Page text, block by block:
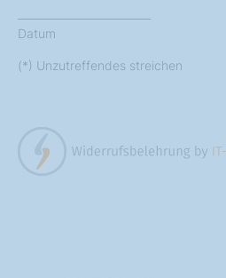
Datum
(*) Unzutreffendes streichen